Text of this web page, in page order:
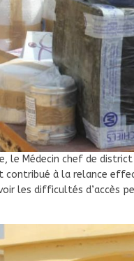
le Médecin chef de
à la relance
les difficultés d’accès